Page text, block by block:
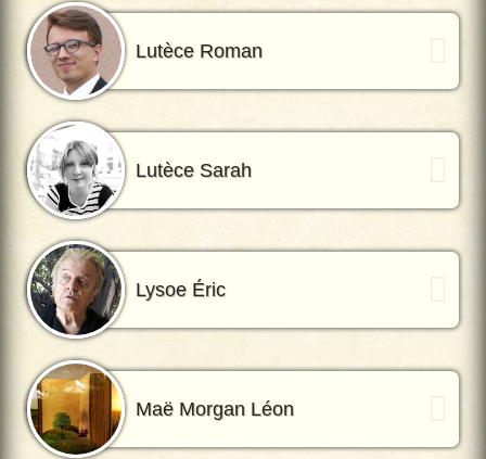
Lutèce Roman
Lutèce Sarah
Lysoe Éric
Maë Morgan Léon